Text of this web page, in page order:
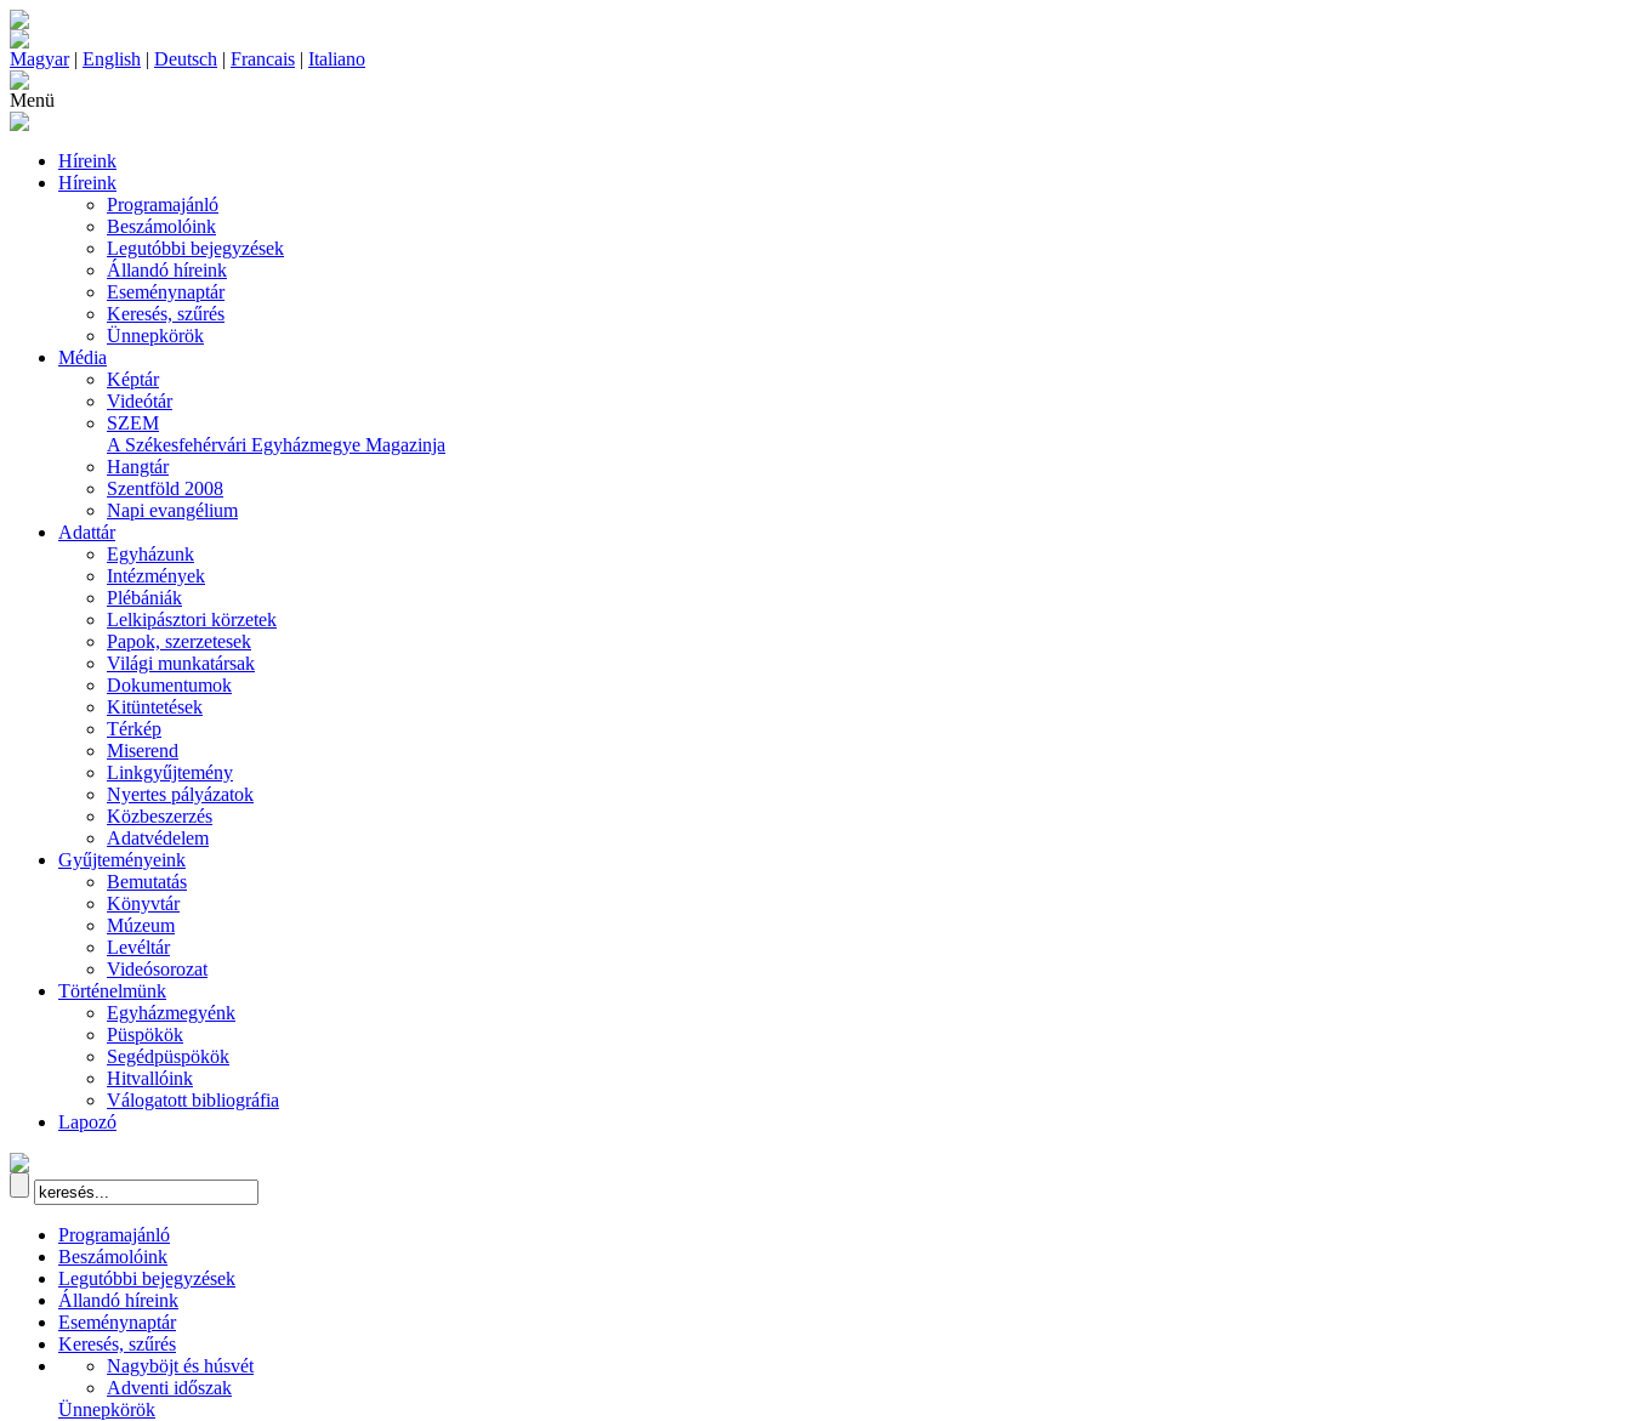
Magyar| English | Deutsch | Francais | Italiano
Menü
Híreink
Híreink
Programajánló
Beszámolóink
Legutóbbi bejegyzések
Állandó híreink
Eseménynaptár
Keresés, szűrés
Ünnepkörök
Média
Képtár
Videótár
SZEM
A Székesfehérvári Egyházmegye Magazinja
Hangtár
Szentföld 2008
Napi evangélium
Adattár
Egyházunk
Intézmények
Plébániák
Lelkipásztori körzetek
Papok, szerzetesek
Világi munkatársak
Dokumentumok
Kitüntetések
Térkép
Miserend
Linkgyűjtemény
Nyertes pályázatok
Közbeszerzés
Adatvédelem
Gyűjteményeink
Bemutatás
Könyvtár
Múzeum
Levéltár
Videósorozat
Történelmünk
Egyházmegyénk
Püspökök
Segédpüspökök
Hitvallóink
Válogatott bibliográfia
Lapozó
Programajánló
Beszámolóink
Legutóbbi bejegyzések
Állandó híreink
Eseménynaptár
Keresés, szűrés
Nagyböjt és húsvét
Adventi időszak
Ünnepkörök